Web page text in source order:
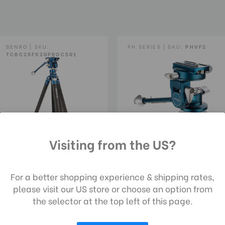
Drag-Steuerung:
Neigungsbereich nach vorn:
Kopftyp:
Schwenkriegel:
QR-Platte - Länge (cm):
QR-Platte - Breite (cm):
BENRO | SKU:
TCBC25FS20PROC501
Series, 5-Sektionen
Stativ Mit
FS20PROC501 Hybrid
PH SERIES | SKU: PHVF2
185,00€
die Nutzung unserer Website stimmen
gemäß unserer
zu.
ANPASSEN ALLE COOKIES AKZEPTIEREN
Visiting from the US?
For a better shopping experience & shipping rates,
please visit our US store or choose an option from
the selector at the top left of this page.